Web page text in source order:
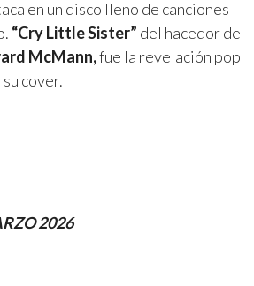
en un disco lleno de canciones
“Cry Little Sister” del hacedor de
McMann,fue la revelación pop
cover.
2026